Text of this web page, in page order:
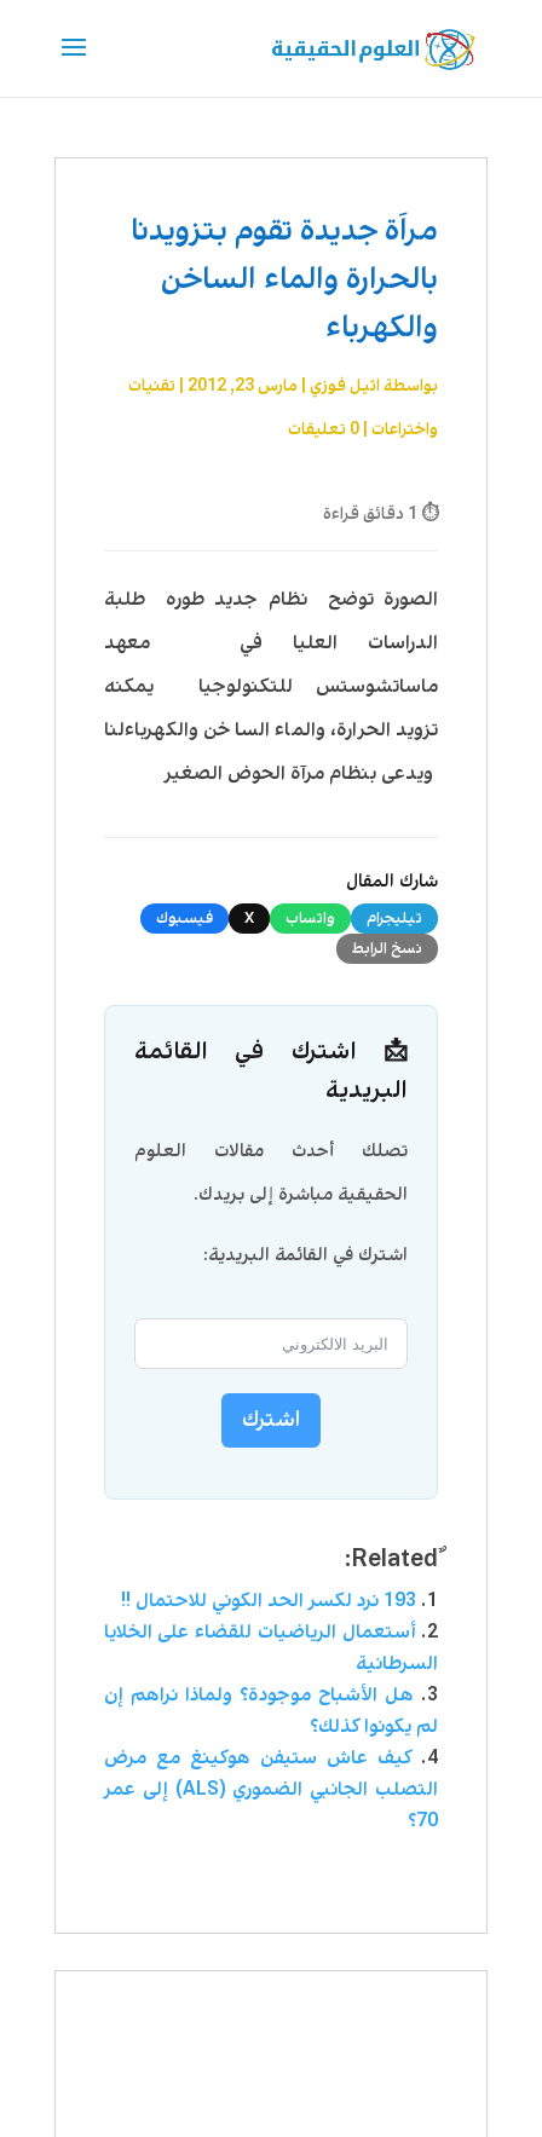
مراَة جديدة تقوم بتزويدنا
بالحرارة والماء الساخن
والكهرباء
بواسطةاثيل فوزي| مارس 23, 2012
تقنیات
واختراعات| 0 تعليقات
⏱ 1 دقائق قراءة
الصورة توضح نظام جديد طوره طلبة
الدراسات العليا في معهد
ماساتشوستس للتكنولوجيا يمكنه
تزويد الحرارة، والماء الساخن والكهرباءلنا
ويدعى بنظام مرآة الحوض الصغير
شارك المقال
تيليجرام واتساب X
فيسبوك
نسخ الرابط
📩 اشترك في القائمة
البريدية
تصلك أحدث مقالات العلوم
الحقيقية مباشرة إلى بريدك.
اشترك في القائمة البريدية:
اشترك
ٌRelated:
193 نرد لكسر الحد الكوني للاحتمال !!
أستعمال الرياضيات للقضاء على الخلايا
السرطانية
هل الأشباح موجودة؟ ولماذا نراهم إن
لم يكونوا كذلك؟
كيف عاش ستيفن هوكينغ مع مرض
التصلب الجانبي الضموري (ALS) إلى عمر
70؟